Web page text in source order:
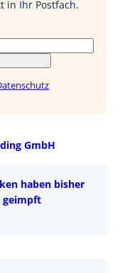
in Ihr Postfach.
GmbH
haben bisher
geimpft